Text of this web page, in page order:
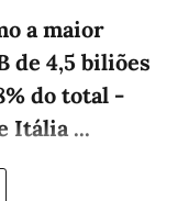
a maior
de 4,5 biliões
do total -
Itália ...